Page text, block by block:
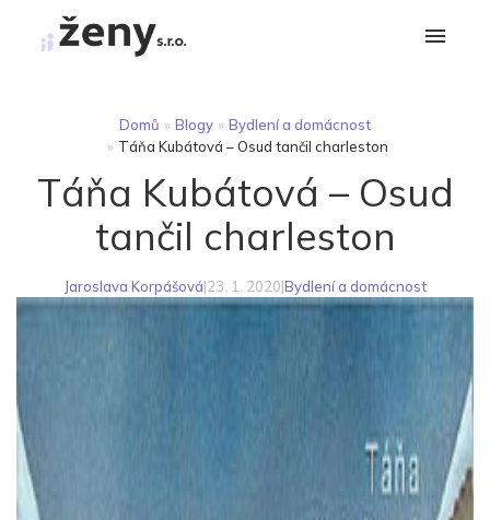
Domů » Blogy » Bydlení a domácnost
» Táňa Kubátová – Osud tančil charleston
Táňa Kubátová – Osud
tančil charleston
Jaroslava Korpášová|23. 1. 2020|Bydlení a domácnost